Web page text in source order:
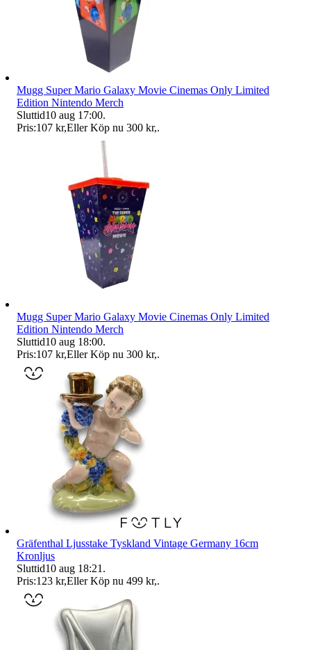
Mugg Super Mario Galaxy Movie Cinemas Only Limited
Edition Nintendo Merch
Sluttid10 aug 17:00.
Pris:107 kr,Eller Köp nu 300 kr,.
Mugg Super Mario Galaxy Movie Cinemas Only Limited
Edition Nintendo Merch
Sluttid10 aug 18:00.
Pris:107 kr,Eller Köp nu 300 kr,.
Gräfenthal Ljusstake Tyskland Vintage Germany 16cm
Kronljus
Sluttid10 aug 18:21 .
Pris:123 kr,Eller Köp nu 499 kr,.